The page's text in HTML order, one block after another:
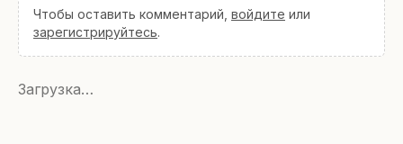
Чтобы оставить комментарий, войдите или
зарегистрируйтесь.
Загрузка…